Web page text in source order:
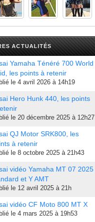
ACTUALITÉS
Yamaha Ténéré 700 World
les points à retenir
le 4 avril 2026 à 14h19
Hero Hunk 440, les points
le 20 décembre 2025 à 12h27
QJ Motor SRK800, les
à retenir
le 8 octobre 2025 à 21h43
vidéo Yamaha MT 07 2025
et Y AMT
le 12 avril 2025 à 21h
vidéo CF Moto 800 MT X
le 4 mars 2025 à 19h53